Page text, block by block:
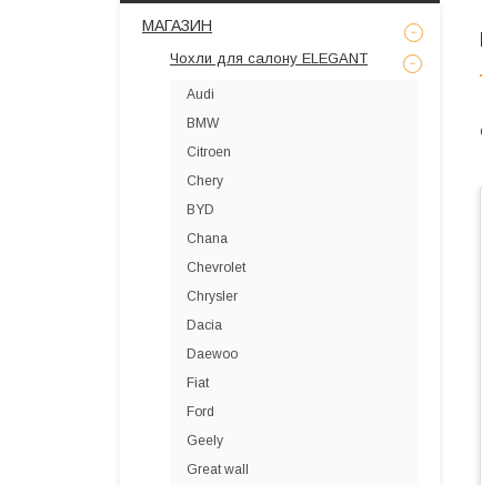
МАГАЗИН
Чохли для салону ELEGANT
Audi
BMW
Citroen
Chery
BYD
Chana
Chevrolet
Chrysler
Dacia
Daewoo
Fiat
Ford
Geely
Great wall